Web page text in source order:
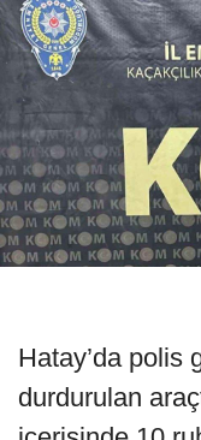
Hatay’da polis
durdurulan